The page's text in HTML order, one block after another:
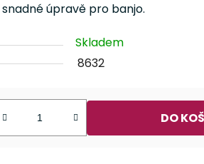
úpravě pro banjo.
Skladem
8632
DO